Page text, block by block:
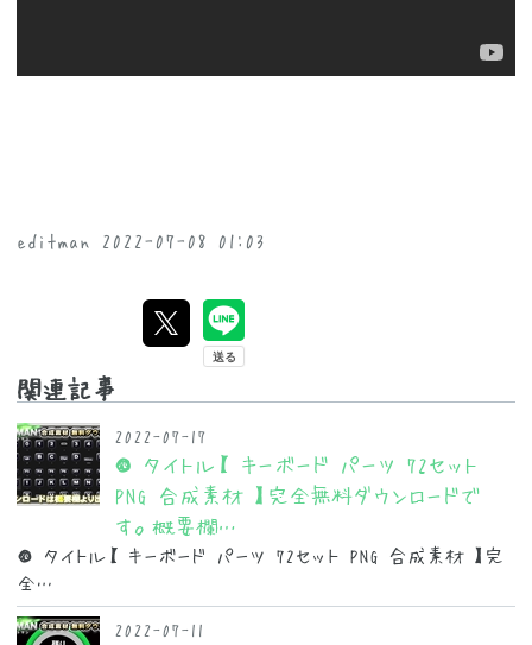
editman 2022-07-08 01:03
関連記事
2022-07-17
● タイトル【 キーボード パーツ 72セット
PNG 合成素材 】完全無料ダウンロードで
す。概要欄…
● タイトル【 キーボード パーツ 72セット PNG 合成素材 】完
全…
2022-07-11